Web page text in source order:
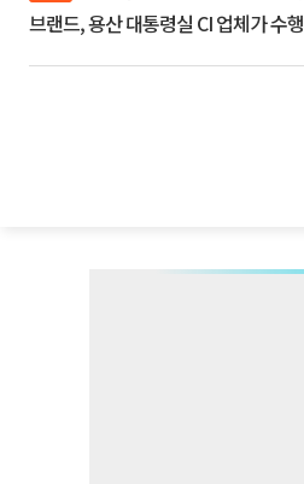
브랜드, 용산 대통령실 CI 업체가 수행